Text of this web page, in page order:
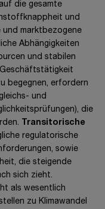
die gesamte
und
marktbezogene
Abhängigkeiten
und stabilen
begegnen, erfordern
und
die
Transitorische
regulatorische
sowie
die steigende
sich zieht.
als wesentlich
zu Klimawandel